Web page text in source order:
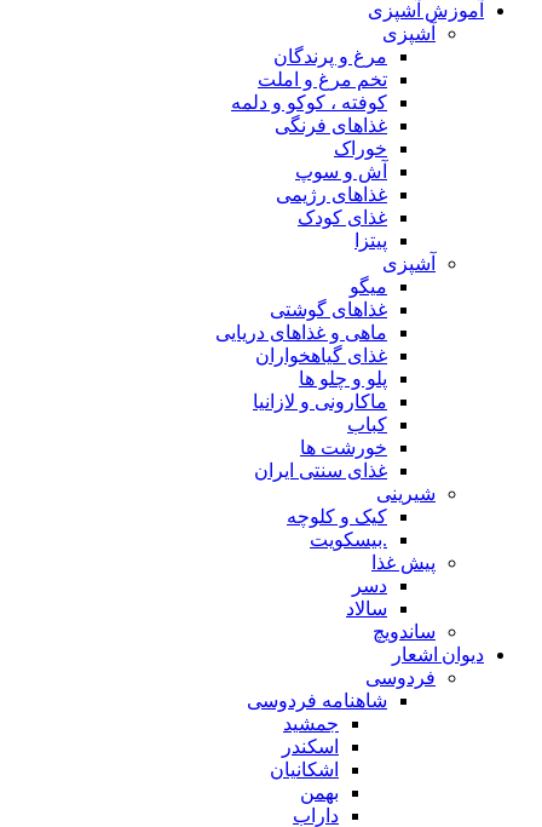
آموزش آشپزی
آشپزی
مرغ و پرندگان
تخم مرغ و املت
کوفته ، کوکو و دلمه
غذاهای فرنگی
خوراک
آش و سوپ
غذاهای رژیمی
غذای کودک
پیتزا
آشپزی
میگو
غذاهای گوشتی
ماهی و غذاهای دریایی
غذای گیاهخواران
پلو و چلو ها
ماکارونی و لازانیا
کباب
خورشت ها
غذای سنتی ایران
شیرینی
کیک و کلوچه
.بیسکویت
پیش غذا
دسر
سالاد
ساندویچ
دیوان اشعار
فردوسی
شاهنامه فردوسی
جمشید
اسکندر
اشکانیان
بهمن
داراب